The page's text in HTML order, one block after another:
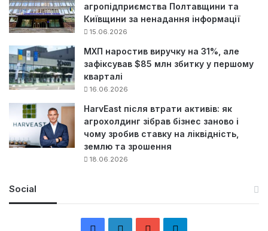
агропідприємства Полтавщини та
Київщини за ненадання інформації
15.06.2026
МХП наростив виручку на 31%, але
зафіксував $85 млн збитку у першому
кварталі
16.06.2026
HarvEast після втрати активів: як
агрохолдинг зібрав бізнес заново і
чому зробив ставку на ліквідність,
землю та зрошення
18.06.2026
Social